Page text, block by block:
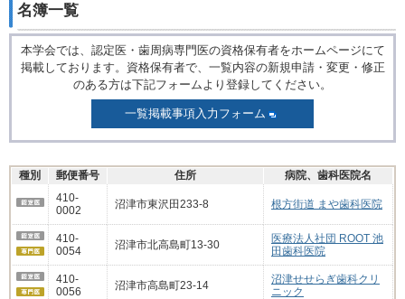
名簿一覧
本学会では、認定医・歯周病専門医の資格保有者をホームページにて
掲載しております。資格保有者で、一覧内容の新規申請・変更・修正
のある方は下記フォームより登録してください。
一覧掲載事項入力フォーム
種別 郵便番号 住所
病院、歯科医院名
410-
0002
沼津市東沢田233-8 根方街道 まや歯科医院
410-
0054
沼津市北高島町13-30
医療法人社団 ROOT 池
田歯科医院
410-
0056
沼津市高島町23-14
沼津せせらぎ歯科クリ
ニック